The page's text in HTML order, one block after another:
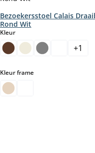
Bezoekersstoel Calais
Rond Wit
Kleurselect
+1
Kleur frameselect